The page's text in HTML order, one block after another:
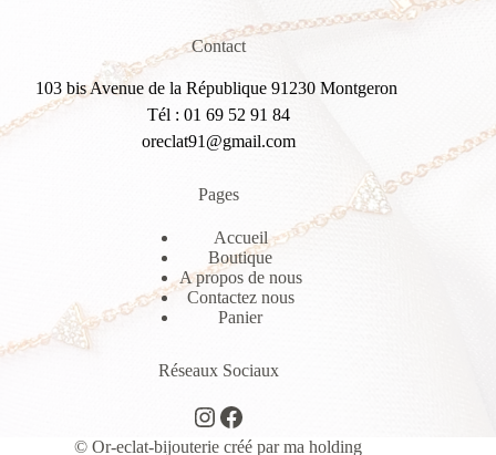
Contact
103 bis Avenue de la République 91230 Montgeron
Tél : 01 69 52 91 84
oreclat91@gmail.com
Pages
Accueil
Boutique
A propos de nous
Contactez nous
Panier
Réseaux Sociaux
Instagram
Facebook
© Or-eclat-bijouterie créé parma holding